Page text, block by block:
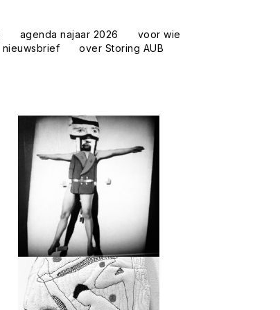
agenda najaar 2026
voor wie
nieuwsbrief
over Storing AUB